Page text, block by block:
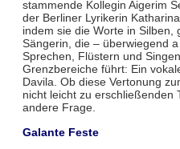
stammende Kollegin Aigerim
der Berliner Lyrikerin
indem sie die Worte in Silben,
Sängerin, die – überwiegend
Sprechen, Flüstern und
Grenzbereiche führt: Ein
Davila. Ob diese Vertonung
nicht leicht zu erschließenden
andere Frage.
Galante Feste